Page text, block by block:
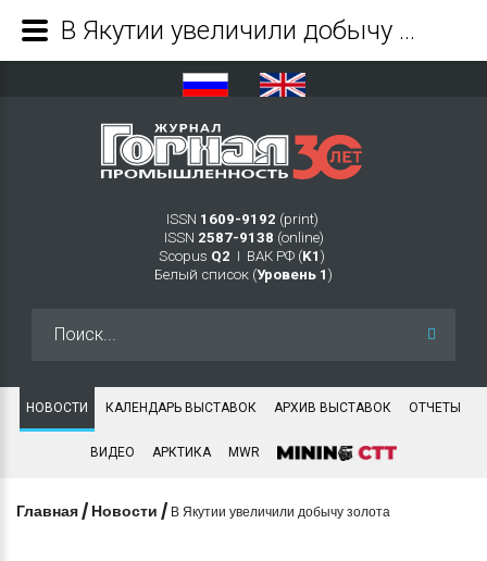
ISSN 1609-9192 (print)
ISSN 2587-9138 (online)
Scopus Q2 Ι ВАК РФ (K1 )
Белый список (Уровень 1 )
НОВОСТИ КАЛЕНДАРЬ ВЫСТАВОК АРХИВ ВЫСТАВОК ОТЧЕТЫ
ВИДЕО АРКТИКА MWR
Главная / Новости / В Якутии увеличили добычу золота
В Якутии увеличили добычу золота - Журнал Горная промышленность